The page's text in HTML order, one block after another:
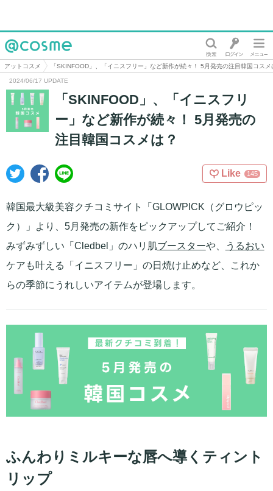
@cosme
アットコスメ 「SKINFOOD」、「イニスフリー」など新作が続々！ 5月発売の注目韓国コスメ
2024/06/17 UPDATE
「SKINFOOD」、「イニスフリ
ー」など新作が続々！ 5月発売の
注目韓国コスメは？
Like 145
韓国最大級美容クチコミサイト「GLOWPICK（グロウピッ
ク）」より、5月発売の新作をピックアップしてご紹介！
みずみずしい「Cledbel」のハリ肌ブースターや、
うるおい
ケアも叶える「イニスフリー」の日焼け止めなど、これか
らの季節にうれしいアイテムが登場します。
ふんわりミルキーな唇へ導くティント
リップ